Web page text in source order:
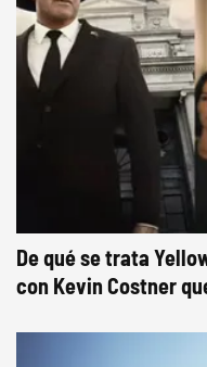
De qué se trata
con Kevin Costner